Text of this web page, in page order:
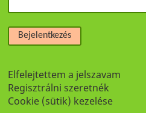
Bejelentkezés
Elfelejtettem a jelszavam
Regisztrálni szeretnék
Cookie (sütik) kezelése